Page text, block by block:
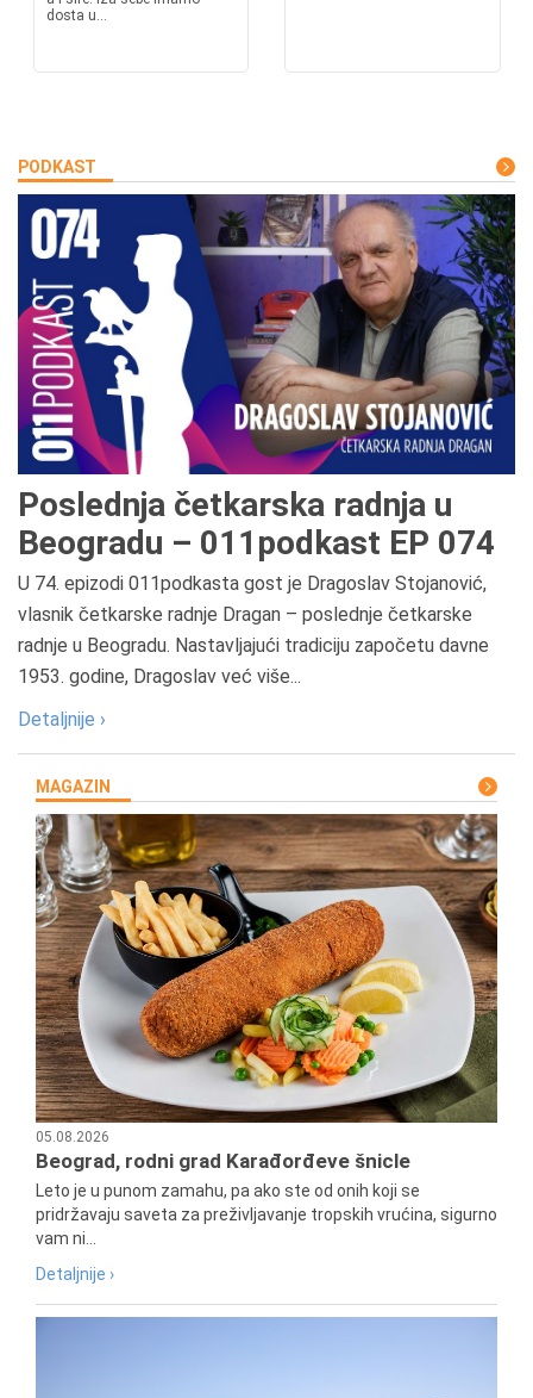
dosta u...
PODKAST
Poslednja četkarska radnja u
Beogradu – 011podkast EP 074
U 74. epizodi 011podkasta gost je Dragoslav Stojanović,
vlasnik četkarske radnje Dragan – poslednje četkarske
radnje u Beogradu. Nastavljajući tradiciju započetu davne
1953. godine, Dragoslav već više...
Detaljnije ›
MAGAZIN
05.08.2026
Beograd, rodni grad Karađorđeve šnicle
Leto je u punom zamahu, pa ako ste od onih koji se
pridržavaju saveta za preživljavanje tropskih vrućina, sigurno
vam ni...
Detaljnije ›